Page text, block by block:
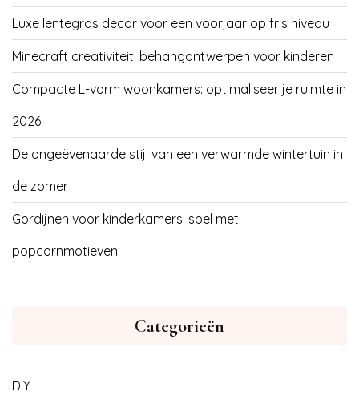
Luxe lentegras decor voor een voorjaar op fris niveau
Minecraft creativiteit: behangontwerpen voor kinderen
Compacte L-vorm woonkamers: optimaliseer je ruimte in
2026
De ongeëvenaarde stijl van een verwarmde wintertuin in
de zomer
Gordijnen voor kinderkamers: spel met
popcornmotieven
Categorieën
DIY